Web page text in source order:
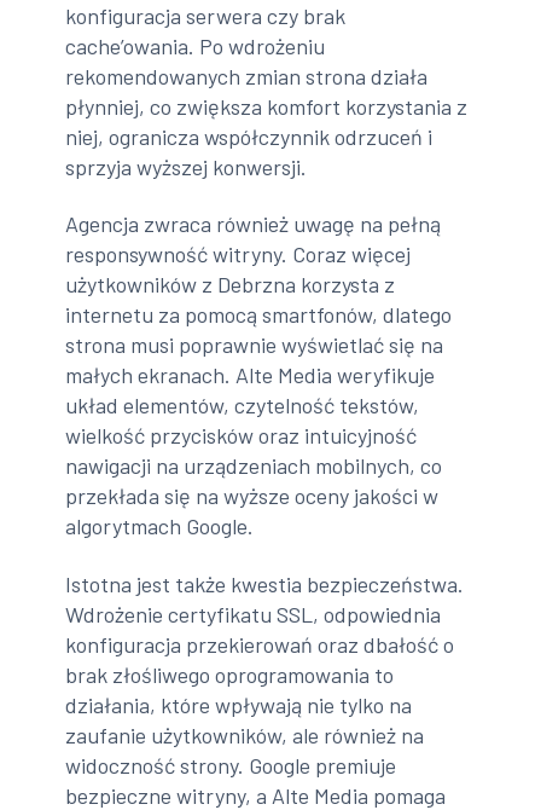
konfiguracja serwera czy brak
cache’owania. Po wdrożeniu
rekomendowanych zmian strona działa
płynniej, co zwiększa komfort korzystania z
niej, ogranicza współczynnik odrzuceń i
sprzyja wyższej konwersji.
Agencja zwraca również uwagę na pełną
responsywność witryny. Coraz więcej
użytkowników z Debrzna korzysta z
internetu za pomocą smartfonów, dlatego
strona musi poprawnie wyświetlać się na
małych ekranach. Alte Media weryfikuje
układ elementów, czytelność tekstów,
wielkość przycisków oraz intuicyjność
nawigacji na urządzeniach mobilnych, co
przekłada się na wyższe oceny jakości w
algorytmach Google.
Istotna jest także kwestia bezpieczeństwa.
Wdrożenie certyfikatu SSL, odpowiednia
konfiguracja przekierowań oraz dbałość o
brak złośliwego oprogramowania to
działania, które wpływają nie tylko na
zaufanie użytkowników, ale również na
widoczność strony. Google premiuje
bezpieczne witryny, a Alte Media pomaga